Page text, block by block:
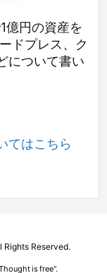
億円の資産を
ドプレス、ク
について書い
てはこちら
Rights Reserved.
is free".